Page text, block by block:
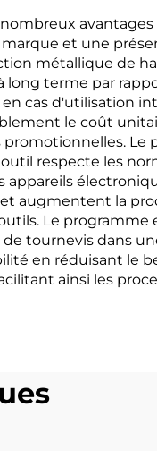
et une
métallique de
terme par
cas d'utilisation
le coût
Le
respecte les
augmentent la
Le
tournevis dans
en réduisant le
ainsi les